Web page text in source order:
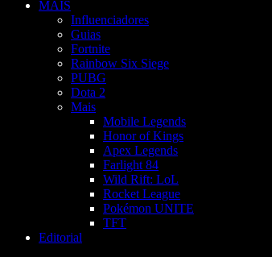
MAIS
Influenciadores
Guias
Fortnite
Rainbow Six Siege
PUBG
Dota 2
Mais
Mobile Legends
Honor of Kings
Apex Legends
Farlight 84
Wild Rift: LoL
Rocket League
Pokémon UNITE
TFT
Editorial